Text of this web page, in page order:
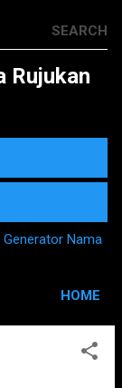
Rujukan
Generator Nama
HOME